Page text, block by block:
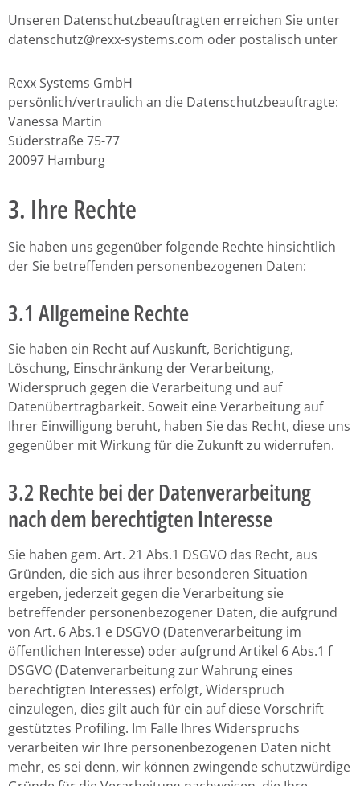
Unseren Datenschutzbeauftragten erreichen Sie unter
datenschutz@rexx-systems.com oder postalisch unter
Rexx Systems GmbH
persönlich/vertraulich an die Datenschutzbeauftragte:
Vanessa Martin
Süderstraße 75-77
20097 Hamburg
3. Ihre Rechte
Sie haben uns gegenüber folgende Rechte hinsichtlich
der Sie betreffenden personenbezogenen Daten:
3.1 Allgemeine Rechte
Sie haben ein Recht auf Auskunft, Berichtigung,
Löschung, Einschränkung der Verarbeitung,
Widerspruch gegen die Verarbeitung und auf
Datenübertragbarkeit. Soweit eine Verarbeitung auf
Ihrer Einwilligung beruht, haben Sie das Recht, diese uns
gegenüber mit Wirkung für die Zukunft zu widerrufen.
3.2 Rechte bei der Datenverarbeitung
nach dem berechtigten Interesse
Sie haben gem. Art. 21 Abs.1 DSGVO das Recht, aus
Gründen, die sich aus ihrer besonderen Situation
ergeben, jederzeit gegen die Verarbeitung sie
betreffender personenbezogener Daten, die aufgrund
von Art. 6 Abs.1 e DSGVO (Datenverarbeitung im
öffentlichen Interesse) oder aufgrund Artikel 6 Abs.1 f
DSGVO (Datenverarbeitung zur Wahrung eines
berechtigten Interesses) erfolgt, Widerspruch
einzulegen, dies gilt auch für ein auf diese Vorschrift
gestütztes Profiling. Im Falle Ihres Widerspruchs
verarbeiten wir Ihre personenbezogenen Daten nicht
mehr, es sei denn, wir können zwingende schutzwürdige